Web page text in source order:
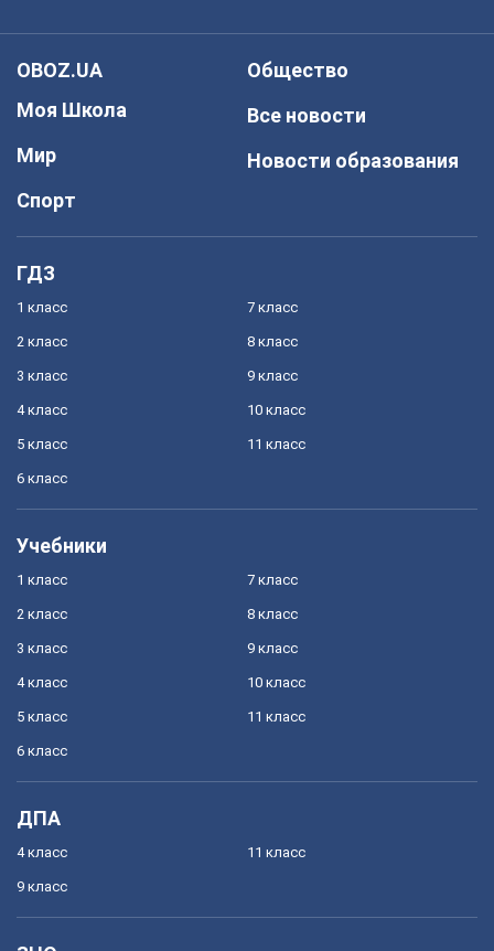
OBOZ.UA
Моя Школа
Мир
Спорт
Общество
Все новости
Новости образования
ГДЗ
1 класс
2 класс
3 класс
4 класс
5 класс
6 класс
7 класс
8 класс
9 класс
10 класс
11 класс
Учебники
1 класс
2 класс
3 класс
4 класс
5 класс
6 класс
7 класс
8 класс
9 класс
10 класс
11 класс
ДПА
4 класс
9 класс
11 класс